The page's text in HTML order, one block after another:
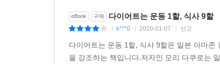
특별부록 고영양밀도 식품으로 내 몸을 리셋한다!
저칼로리 고영양밀도 식단의 추천 레시피
eBook 구매 다이어트는 운동 1할, 식사 9할
k***0 2020-01-07 신고
다이어트는 운동 1할, 식사 9할은 일본 아마
을 강조하는 책입니다.저자인 모리 다쿠로는